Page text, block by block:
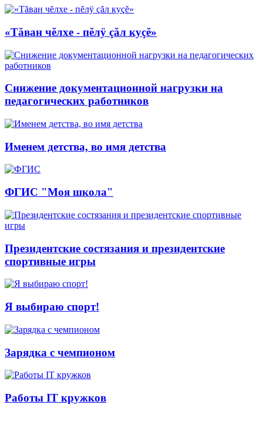
«Тăван чĕлхе - пĕлÿ çăл куçĕ»
Снижение документационной нагрузки на
педагогических работников
Именем детства, во имя детства
ФГИС "Моя школа"
Президентские состязания и президентские
спортивные игры
Я выбираю спорт!
Зарядка с чемпионом
Работы IT кружков